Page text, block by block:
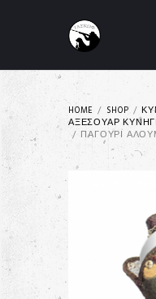
HOME SHOP
ΑΞΕΣΟΥΑΡ
ΠΑΓΟΎΡΙ